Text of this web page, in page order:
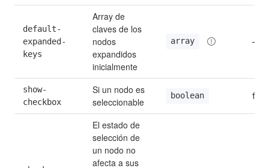
default-
expanded-
keys
Array de
claves de los
nodos
expandidos
inicialmente
array —
show-
checkbox
Si un nodo es
seleccionable
boolean
El estado de
selección de
un nodo no
afecta a sus